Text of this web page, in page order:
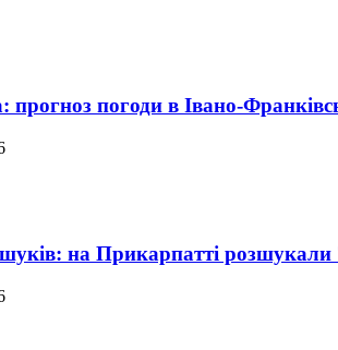
прогноз погоди в Івано-
на Прикарпатті розшукали